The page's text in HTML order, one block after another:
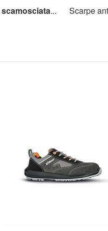
scamosciata...
Scarpe